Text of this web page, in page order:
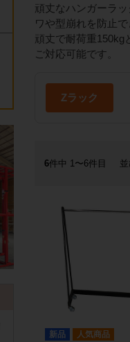
頑丈なハンガーラ
ワや型崩れを防止
頑丈で耐荷重
ご対応可能です。
Zラック
6件中 1〜6件目 並
新品 人気商品